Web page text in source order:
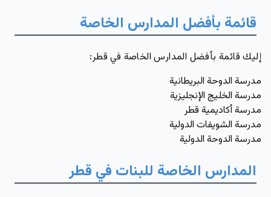
قائمة بأفضل المدارس الخاصة
إليك قائمة بأفضل المدارس الخاصة في قطر:
مدرسة الدوحة البريطانية
مدرسة الخليج الإنجليزية
مدرسة أكاديمية قطر
مدرسة الشويفات الدولية
مدرسة الدوحة الدولية
المدارس الخاصة للبنات في قطر